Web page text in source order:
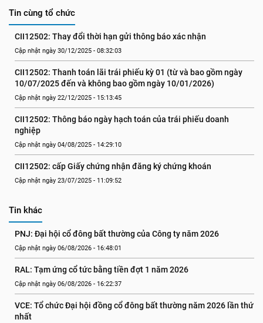
Tin cùng tổ chức
CII12502: Thay đổi thời hạn gửi thông báo xác nhận
Cập nhật ngày 30/12/2025 - 08:32:03
CII12502: Thanh toán lãi trái phiếu kỳ 01 (từ và bao gồm ngày
10/07/2025 đến và không bao gồm ngày 10/01/2026)
Cập nhật ngày 22/12/2025 - 15:13:45
CII12502: Thông báo ngày hạch toán của trái phiếu doanh
nghiệp
Cập nhật ngày 04/08/2025 - 14:29:10
CII12502: cấp Giấy chứng nhận đăng ký chứng khoán
Cập nhật ngày 23/07/2025 - 11:09:52
Tin khác
PNJ: Đại hội cổ đông bất thường của Công ty năm 2026
Cập nhật ngày 06/08/2026 - 16:48:01
RAL: Tạm ứng cổ tức bằng tiền đợt 1 năm 2026
Cập nhật ngày 06/08/2026 - 16:22:37
VCE: Tổ chức Đại hội đồng cổ đông bất thường năm 2026 lần thứ
nhất